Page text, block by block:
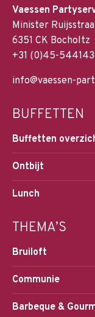
Vaessen
Minister
6351 CK Bocholtz
+31 (0)45-
info@vaessen-
BUFFETTEN
Buffetten
Ontbijt
Lunch
THEMA’S
Bruiloft
Communie
Barbeque &